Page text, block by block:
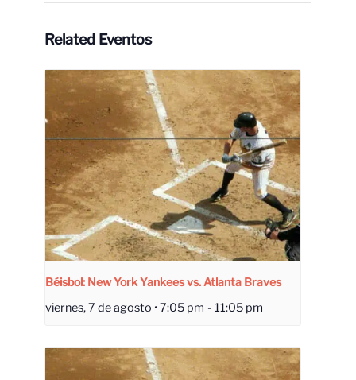
Related Eventos
Béisbol: New York Yankees vs. Atlanta Braves
viernes, 7 de agosto • 7:05 pm - 11:05 pm